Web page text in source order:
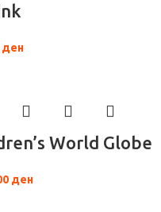
ден
World Globe
ден